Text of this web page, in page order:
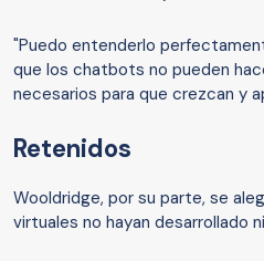
"Puedo entenderlo
que los chatbots no pueden
necesarios para que crezcan y
Retenidos
Wooldridge, por su parte, se
virtuales no hayan desarrollado